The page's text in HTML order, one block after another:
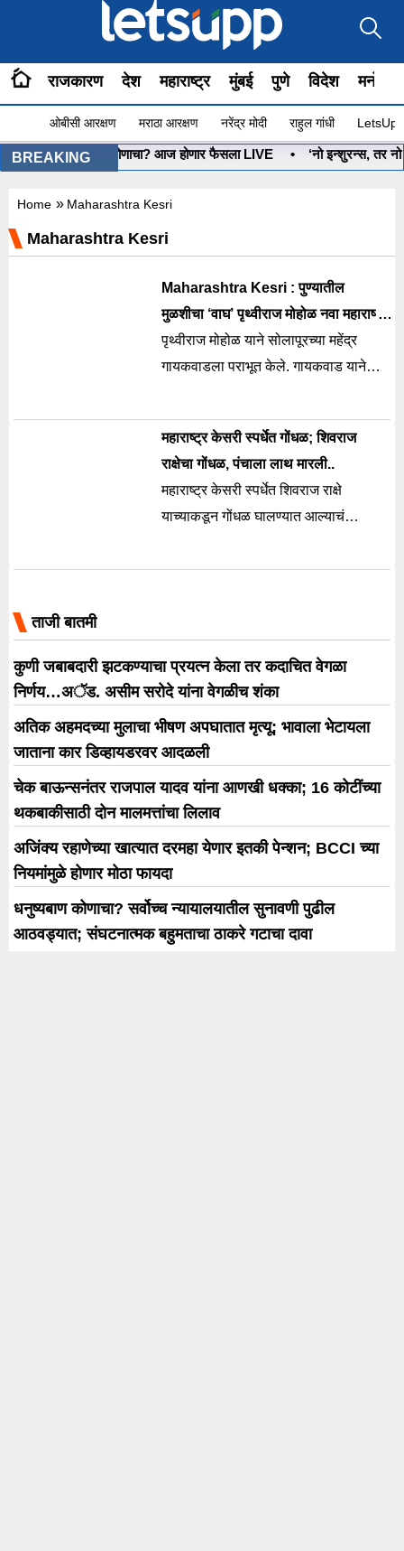
राजकारण देश महाराष्ट्र मुंबई पुणे विदेश
ओबीसी आरक्षण मराठा आरक्षण नरेंद्र मोदी राहुल गांधी
BREAKING
• धनुष्यबाण कोणाचा? आज होणार फैसला LIVE • ‘नो इन्शुरन्स, तर नो
Home » Maharashtra Kesri
Maharashtra Kesri
Maharashtra Kesri : पुण्यातील
मुळशीचा ‘वाघ’ पृथ्वीराज मोहोळ नवा महाराष्ट्र
केसरी
पृथ्वीराज मोहोळ याने सोलापूरच्या महेंद्र
गायकवाडला पराभूत केले. गायकवाड याने
पंचांनी विजयी घोषित केले.
महाराष्ट्र केसरी स्पर्धेत गोंधळ; शिवराज
राक्षेचा गोंधळ, पंचाला लाथ मारली..
महाराष्ट्र केसरी स्पर्धेत शिवराज राक्षे
याच्याकडून गोंधळ घालण्यात आल्याचं
म्हणत शिवराजने पंचाला लाथ मारल्याचं दिसून
ताजी बातमी
कुणी जबाबदारी झटकण्याचा प्रयत्न केला तर कदाचित वेगळा
निर्णय…अॅड. असीम सरोदे यांना वेगळीच शंका
अतिक अहमदच्या मुलाचा भीषण अपघातात मृत्यू; भावाला भेटायला
जाताना कार डिव्हायडरवर आदळली
चेक बाऊन्सनंतर राजपाल यादव यांना आणखी धक्का; 16 कोटींच्या
थकबाकीसाठी दोन मालमत्तांचा लिलाव
अजिंक्य रहाणेच्या खात्यात दरमहा येणार इतकी पेन्शन; BCCI च्या
नियमांमुळे होणार मोठा फायदा
धनुष्यबाण कोणाचा? सर्वोच्च न्यायालयातील सुनावणी पुढील
आठवड्यात; संघटनात्मक बहुमताचा ठाकरे गटाचा दावा